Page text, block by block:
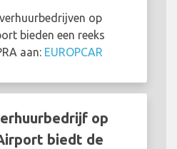
op
bieden een reeks
aan: EUROPCAR
op
biedt de